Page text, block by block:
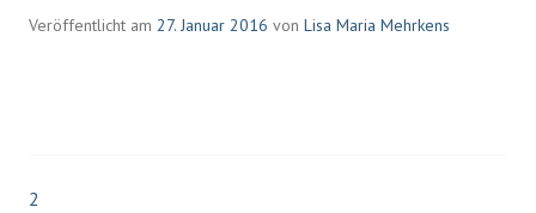
PSYCHOLOGIN
Veröffentlicht am 27. Januar 2016 von Lisa Maria Mehrkens
2